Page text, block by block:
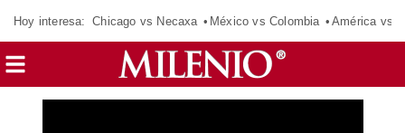
Hoy interesa: Chicago vs Necaxa México vs Colombia América vs